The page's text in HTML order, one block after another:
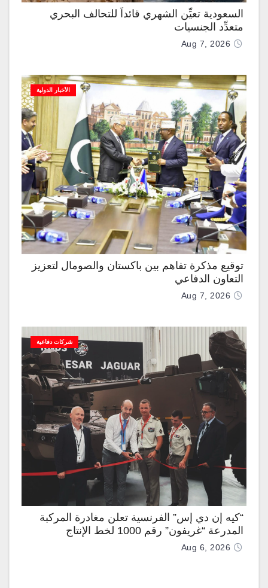
السعودية تعيِّن الشهري قائداً للتحالف البحري
متعدِّد الجنسيات
Aug 7, 2026
الأخبار الدولية
توقيع مذكرة تفاهم بين باكستان والصومال لتعزيز
التعاون الدفاعي
Aug 7, 2026
شركات دفاعية
“كيه إن دي إس” الفرنسية تعلن مغادرة المركبة
المدرعة “غريفون” رقم 1000 لخط الإنتاج
Aug 6, 2026